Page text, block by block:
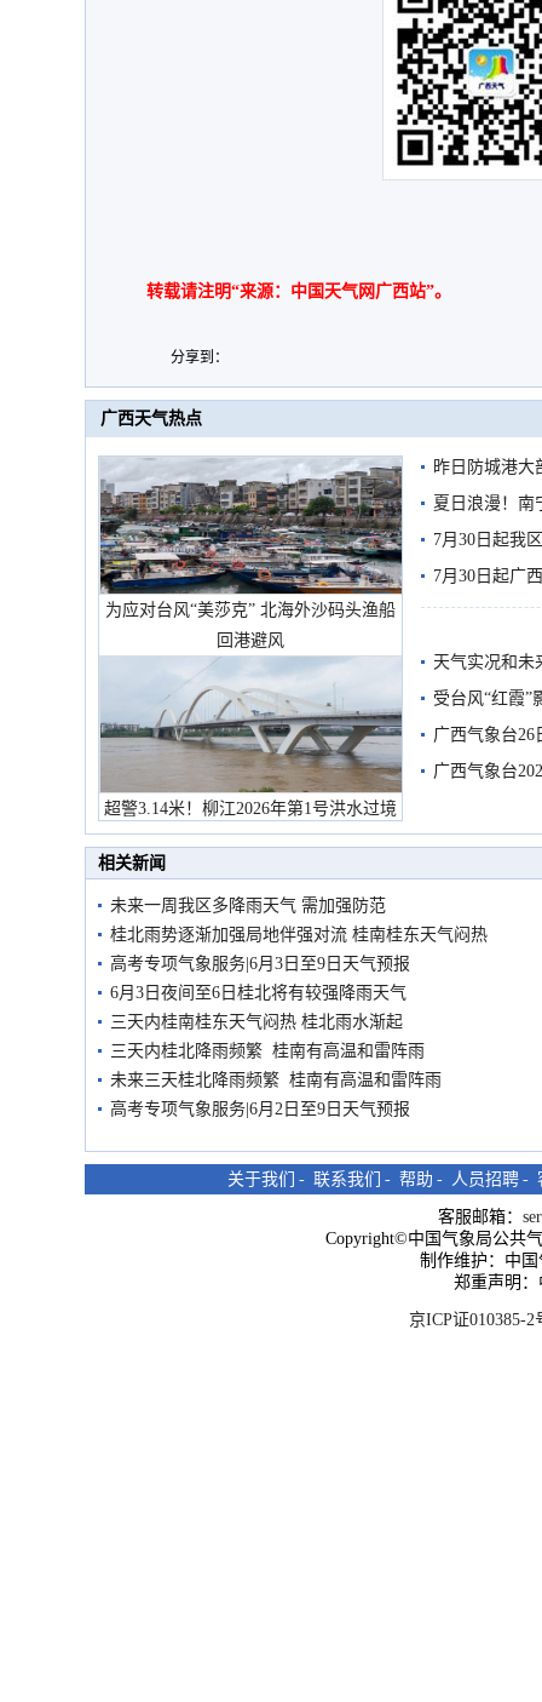
转载请注明“来源：中国天气网广西站”。
分享到：
广西天气热点
为应对台风“美莎克” 北海外沙码头渔船
回港避风
超警3.14米！柳江2026年第1号洪水过境
市民在堤岸见证汛况
昨日防城港大
雨
夏日浪漫！南
7月30日起我
7月30日起广
天气实况和未
受台风“红霞”
有较强降雨
广西气象台26
广西气象台
相关新闻
未来一周我区多降雨天气 需加强防范
桂北雨势逐渐加强局地伴强对流 桂南桂东天气闷热
高考专项气象服务|6月3日至9日天气预报
6月3日夜间至6日桂北将有较强降雨天气
三天内桂南桂东天气闷热 桂北雨水渐起
三天内桂北降雨频繁 桂南有高温和雷阵雨
未来三天桂北降雨频繁 桂南有高温和雷阵雨
高考专项气象服务|6月2日至9日天气预报
关于我们 - 联系我们 - 帮助 - 人员招聘 -
客服邮箱：
Copyright©中国气象局公共
制作维护：中
郑重声明
京ICP证010385-2